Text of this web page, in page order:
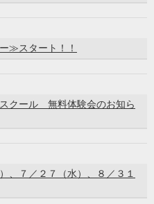
≫スタート！！
クール 無料体験会のお知ら
、７／２７（水）、８／３１